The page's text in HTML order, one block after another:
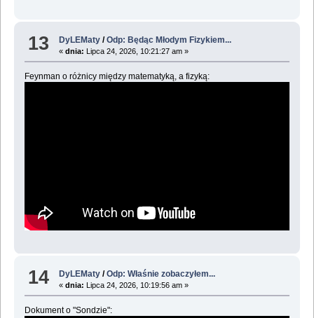
13 DyLEMaty /Odp: Będąc Młodym Fizykiem...
«dnia: Lipca 24, 2026, 10:21:27 am »
Feynman o różnicy między matematyką, a fizyką:
14 DyLEMaty /Odp: Właśnie zobaczyłem...
«dnia: Lipca 24, 2026, 10:19:56 am »
Dokument o "Sondzie":